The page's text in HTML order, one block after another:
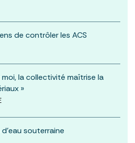
de contrôler les ACS
moi, la collectivité maîtrise la
»
souterraine